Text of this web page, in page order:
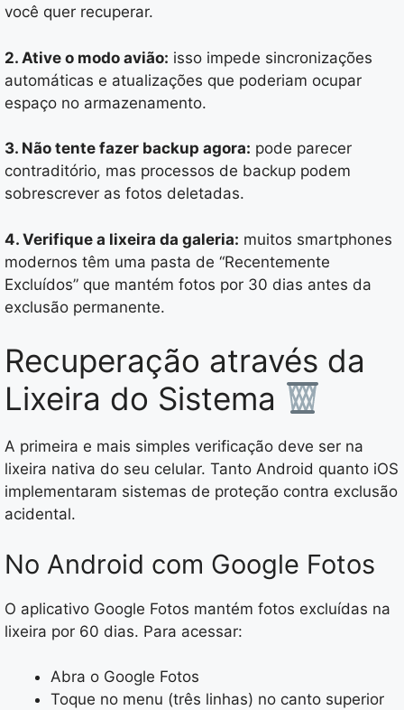
você quer recuperar.
2. Ative o modo avião: isso impede sincronizações
automáticas e atualizações que poderiam ocupar
espaço no armazenamento.
3. Não tente fazer backup agora: pode parecer
contraditório, mas processos de backup podem
sobrescrever as fotos deletadas.
4. Verifique a lixeira da galeria: muitos smartphones
modernos têm uma pasta de “Recentemente
Excluídos” que mantém fotos por 30 dias antes da
exclusão permanente.
Recuperação através da
Lixeira do Sistema
A primeira e mais simples verificação deve ser na
lixeira nativa do seu celular. Tanto Android quanto iOS
implementaram sistemas de proteção contra exclusão
acidental.
No Android com Google Fotos
O aplicativo Google Fotos mantém fotos excluídas na
lixeira por 60 dias. Para acessar:
Abra o Google Fotos
Toque no menu (três linhas) no canto superior